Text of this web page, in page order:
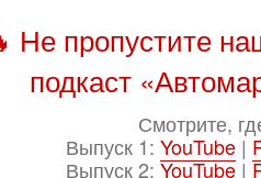
Не пропустите
подкаст
Смотрите,
Выпуск 1: YouTube|
Выпуск 2: YouTube|